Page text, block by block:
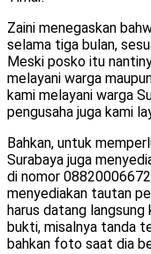
Zaini menegaskan
selama tiga bulan,
Meski posko itu
melayani warga
kami melayani warga
pengusaha juga kami
Bahkan, untuk
Surabaya juga
di nomor
menyediakan tautan
harus datang
bukti, misalnya tanda
bahkan foto saat dia